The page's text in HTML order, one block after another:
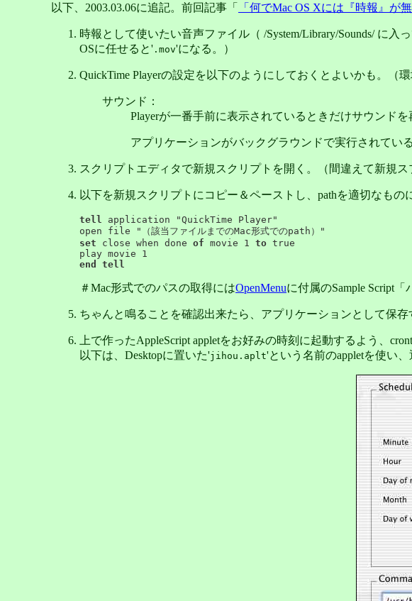
以下、2003.03.06に追記。前回記事「 何でMac OS Xには『時報』が
時報として使いたい音声ファイル（ /System/Library/Sounds/ に
OSに任せると' .mov'になる。）
QuickTime Playerの設定を以下のようにしておくとよいかも。（環
サウンド：
Playerが一番手前に表示されているときだけサウンドを
アプリケーションがバックグラウンドで実行されてい
スクリプトエディタで新規スクリプトを開く。（間違えて新規ス
以下を新規スクリプトにコピー＆ペーストし、pathを適切なもの
tell
application "QuickTime Player"
open file "（該当ファイルまでのMac形式でのpath）"
set close when done of movie 1 to true
play movie 1
end tell
＃Mac形式でのパスの取得にはOpenMenuに付属のSample Script
ちゃんと鳴ることを確認出来たら、アプリケーションとして保存
上で作ったAppleScript appletをお好みの時刻に起動するよう、
以下は、Desktopに置いた'jihou.aplt'という名前のappletを使い